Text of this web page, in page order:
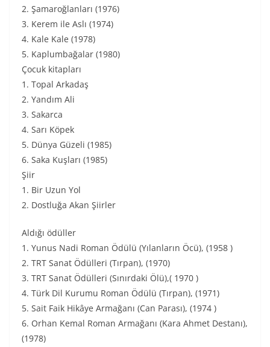
2. Şamaroğlanları (1976)
3. Kerem ile Aslı (1974)
4. Kale Kale (1978)
5. Kaplumbağalar (1980)
Çocuk kitapları
1. Topal Arkadaş
2. Yandım Ali
3. Sakarca
4. Sarı Köpek
5. Dünya Güzeli (1985)
6. Saka Kuşları (1985)
Şiir
1. Bir Uzun Yol
2. Dostluğa Akan Şiirler
Aldığı ödüller
1. Yunus Nadi Roman Ödülü (Yılanların Öcü), (1958 )
2. TRT Sanat Ödülleri (Tırpan), (1970)
3. TRT Sanat Ödülleri (Sınırdaki Ölü),( 1970 )
4. Türk Dil Kurumu Roman Ödülü (Tırpan), (1971)
5. Sait Faik Hikâye Armağanı (Can Parası), (1974 )
6. Orhan Kemal Roman Armağanı (Kara Ahmet Destanı),
(1978)